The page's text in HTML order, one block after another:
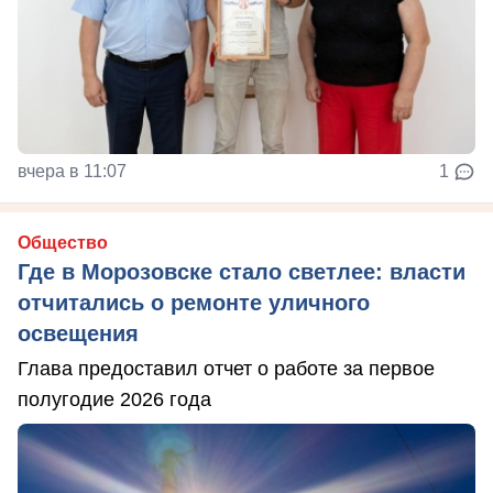
вчера в 11:07 1
Общество
Где в Морозовске стало светлее: власти
отчитались о ремонте уличного
освещения
Глава предоставил отчет о работе за первое
полугодие 2026 года